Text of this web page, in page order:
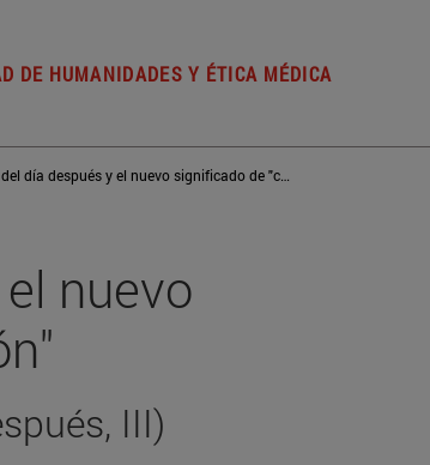
DE HUMANIDADES Y ÉTICA MÉDICA
Píldora del día después y el nuevo significado de "concepción"
nuevo
III)